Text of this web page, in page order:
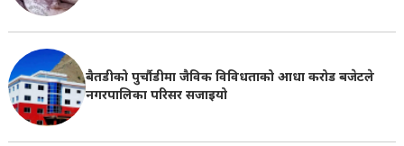
बैतडीको पुर्चौडीमा जैविक विविधताको आधा करोड बजेटले
नगरपालिका परिसर सजाइयो